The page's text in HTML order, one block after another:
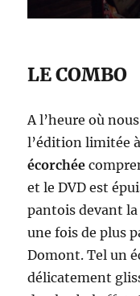
LE COMBO
A l’heure où
l’édition limitée
écorchée
et le DVD est
pantois devant
une fois de plus
Domont. Tel un
délicatement